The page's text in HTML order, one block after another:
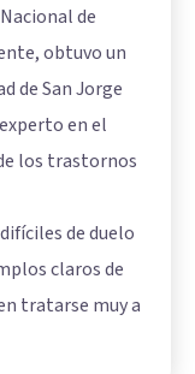
de
obtuvo un
de San Jorge
en el
los trastornos
de duelo
claros de
tratarse muy a